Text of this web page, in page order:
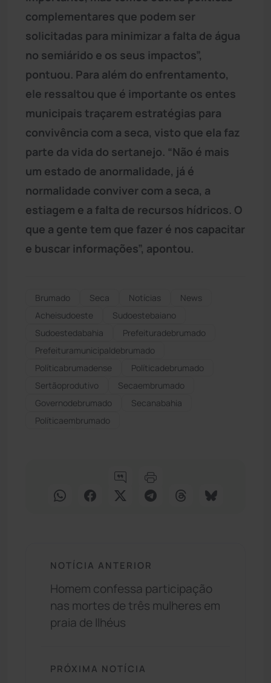
complementares que podem ser
solicitadas para minimizar a falta de água
no semiárido e os seus impactos”,
pontuou. Para além do enfrentamento,
ele ressaltou que é importante os entes
municipais traçarem estratégias para
convivência com a seca, visto que ela faz
parte da vida do sertanejo. “Não é mais
um estado de anormalidade, já é
normalidade conviver com a seca, a
estiagem e a falta de recursos hídricos. O
que a gente tem que fazer é nos capacitar
e buscar informações”, apontou.
Brumado Seca Notícias
News
Acheisudoeste
Sudoestebaiano
Sudoestedabahia
Prefeituradebrumado
Prefeituramunicipaldebrumado
Políticabrumadense
Políticadebrumado
Sertãoprodutivo
Secaembrumado
Governodebrumado
Secanabahia
Políticaembrumado
NOTÍCIA ANTERIOR
Homem confessa participação
nas mortes de três mulheres em
praia de Ilhéus
PRÓXIMA NOTÍCIA